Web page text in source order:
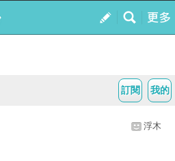
我的
訂閱
浮木